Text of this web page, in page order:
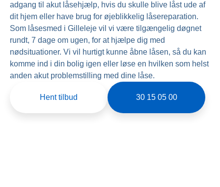
adgang til akut låsehjælp, hvis du skulle blive låst ude af
dit hjem eller have brug for øjeblikkelig låsereparation.
Som låsesmed i Gilleleje vil vi være tilgængelig døgnet
rundt, 7 dage om ugen, for at hjælpe dig med
nødsituationer. Vi vil hurtigt kunne åbne låsen, så du kan
komme ind i din bolig igen eller løse en hvilken som helst
anden akut problemstilling med dine låse.
Hent tilbud 30 15 05 00